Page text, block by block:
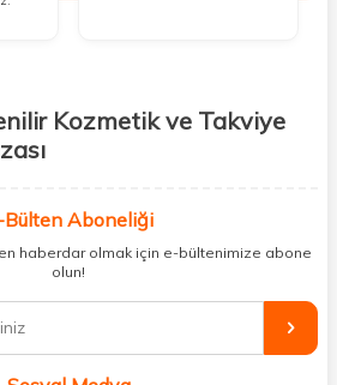
Kozmetik ve Takviye
edici gıda ürünlerini sizlerle
mağaza dolaşmanıza gerek yok;
bir çatı altında topluyor ve kapınıza kadar
ürünleriyle güzelliğinizi tamamlayabilir,
güvenilir takviye edici gıdalara
Bülten Aboneliği
haberdar olmak için e-bültenimize abone
olun!